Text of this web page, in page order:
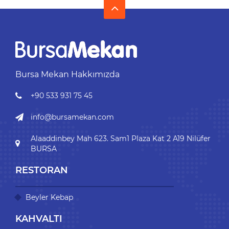
Bursa Mekan Hakkımızda
+90 533 931 75 45
info@bursamekan.com
Alaaddinbey Mah 623. Sam1 Plaza Kat 2 A19 Nilüfer
BURSA
RESTORAN
Beyler Kebap
KAHVALTI